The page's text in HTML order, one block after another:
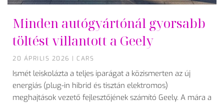
Minden autógyártónál gyorsabb
töltést villantott a Geely
20 ÁPRILIS 2026 | CARS
Ismét leiskolázta a teljes iparágat a közismerten az új
energiás (plug-in hibrid és tisztán elektromos)
meghajtások vezető fejlesztőjének számító Geely. A mára a